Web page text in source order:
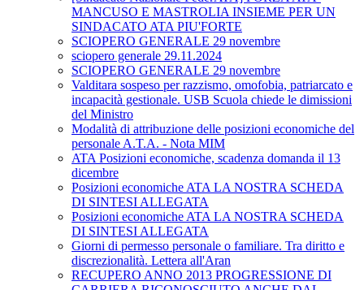
MANCUSO E MASTROLIA INSIEME PER UN
SINDACATO ATA PIU'FORTE
SCIOPERO GENERALE 29 novembre
sciopero generale 29.11.2024
SCIOPERO GENERALE 29 novembre
Valditara sospeso per razzismo, omofobia, patriarcato e
incapacità gestionale. USB Scuola chiede le dimissioni
del Ministro
Modalità di attribuzione delle posizioni economiche del
personale A.T.A. - Nota MIM
ATA Posizioni economiche, scadenza domanda il 13
dicembre
Posizioni economiche ATA LA NOSTRA SCHEDA
DI SINTESI ALLEGATA
Posizioni economiche ATA LA NOSTRA SCHEDA
DI SINTESI ALLEGATA
Giorni di permesso personale o familiare. Tra diritto e
discrezionalità. Lettera all'Aran
RECUPERO ANNO 2013 PROGRESSIONE DI